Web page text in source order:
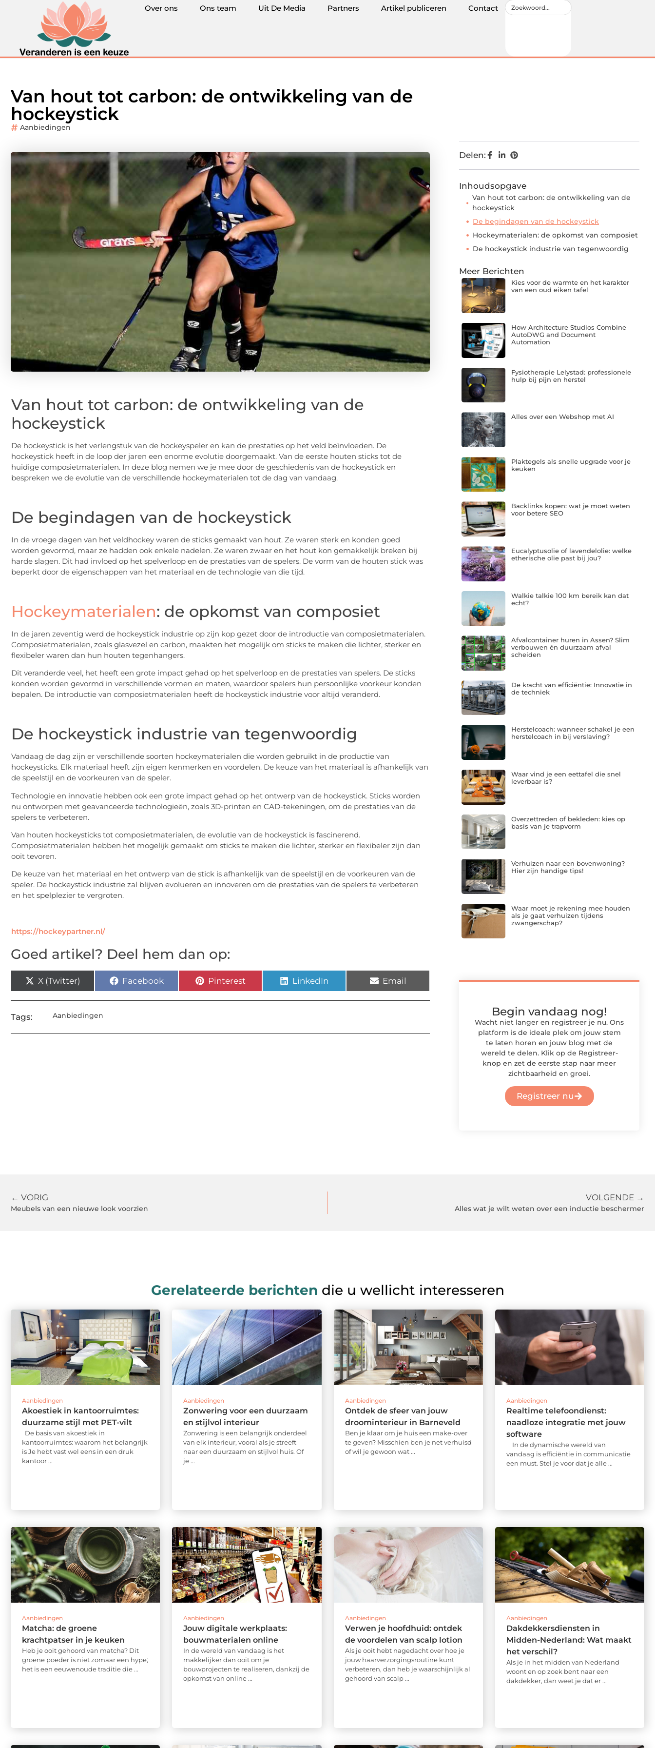
Over ons Ons team Uit De Media Partners Artikel publiceren Contact
Van hout tot carbon: de ontwikkeling van de
hockeystick
Aanbiedingen
Van hout tot carbon: de ontwikkeling van de
hockeystick
De hockeystick is het verlengstuk van de hockeyspeler en kan de prestaties op het veld beïnvloeden. De
hockeystick heeft in de loop der jaren een enorme evolutie doorgemaakt. Van de eerste houten sticks tot de
huidige composietmaterialen. In deze blog nemen we je mee door de geschiedenis van de hockeystick en
bespreken we de evolutie van de verschillende hockeymaterialen tot de dag van vandaag.
De begindagen van de hockeystick
In de vroege dagen van het veldhockey waren de sticks gemaakt van hout. Ze waren sterk en konden goed
worden gevormd, maar ze hadden ook enkele nadelen. Ze waren zwaar en het hout kon gemakkelijk breken bij
harde slagen. Dit had invloed op het spelverloop en de prestaties van de spelers. De vorm van de houten stick was
beperkt door de eigenschappen van het materiaal en de technologie van die tijd.
Hockeymaterialen: de opkomst van composiet
In de jaren zeventig werd de hockeystick industrie op zijn kop gezet door de introductie van composietmaterialen.
Composietmaterialen, zoals glasvezel en carbon, maakten het mogelijk om sticks te maken die lichter, sterker en
flexibeler waren dan hun houten tegenhangers.
Dit veranderde veel, het heeft een grote impact gehad op het spelverloop en de prestaties van spelers. De sticks
konden worden gevormd in verschillende vormen en maten, waardoor spelers hun persoonlijke voorkeur konden
bepalen. De introductie van composietmaterialen heeft de hockeystick industrie voor altijd veranderd.
De hockeystick industrie van tegenwoordig
Vandaag de dag zijn er verschillende soorten hockeymaterialen die worden gebruikt in de productie van
hockeysticks. Elk materiaal heeft zijn eigen kenmerken en voordelen. De keuze van het materiaal is afhankelijk van
de speelstijl en de voorkeuren van de speler.
Technologie en innovatie hebben ook een grote impact gehad op het ontwerp van de hockeystick. Sticks worden
nu ontworpen met geavanceerde technologieën, zoals 3D-printen en CAD-tekeningen, om de prestaties van de
spelers te verbeteren.
Van houten hockeysticks tot composietmaterialen, de evolutie van de hockeystick is fascinerend.
Composietmaterialen hebben het mogelijk gemaakt om sticks te maken die lichter, sterker en flexibeler zijn dan
ooit tevoren.
De keuze van het materiaal en het ontwerp van de stick is afhankelijk van de speelstijl en de voorkeuren van de
speler. De hockeystick industrie zal blijven evolueren en innoveren om de prestaties van de spelers te verbeteren
en het spelplezier te vergroten.
https://hockeypartner.nl/
Goed artikel? Deel hem dan op:
X (Twitter) Facebook Pinterest LinkedIn Email
Tags: Aanbiedingen
Delen:
Inhoudsopgave
Van hout tot carbon: de ontwikkeling van de
hockeystick
De begindagen van de hockeystick
Hockeymaterialen: de opkomst van composiet
De hockeystick industrie van tegenwoordig
Meer Berichten
Kies voor de warmte en het karakter
van een oud eiken tafel
How Architecture Studios Combine
AutoDWG and Document
Automation
Fysiotherapie Lelystad: professionele
hulp bij pijn en herstel
Alles over een Webshop met AI
Plaktegels als snelle upgrade voor je
keuken
Backlinks kopen: wat je moet weten
voor betere SEO
Eucalyptusolie of lavendelolie: welke
etherische olie past bij jou?
Walkie talkie 100 km bereik kan dat
echt?
Afvalcontainer huren in Assen? Slim
verbouwen én duurzaam afval
scheiden
De kracht van efficiëntie: Innovatie in
de techniek
Herstelcoach: wanneer schakel je een
herstelcoach in bij verslaving?
Waar vind je een eettafel die snel
leverbaar is?
Overzettreden of bekleden: kies op
basis van je trapvorm
Verhuizen naar een bovenwoning?
Hier zijn handige tips!
Waar moet je rekening mee houden
als je gaat verhuizen tijdens
zwangerschap?
Begin vandaag nog!
Wacht niet langer en registreer je nu. Ons
platform is de ideale plek om jouw stem
te laten horen en jouw blog met de
wereld te delen. Klik op de Registreer-
knop en zet de eerste stap naar meer
zichtbaarheid en groei.
Registreer nu
← VORIG
Meubels van een nieuwe look voorzien
VOLGENDE →
Alles wat je wilt weten over een inductie beschermer
Gerelateerde berichten die u wellicht interesseren
Aanbiedingen
Akoestiek in kantoorruimtes:
duurzame stijl met PET-vilt
De basis van akoestiek in
kantoorruimtes: waarom het belangrijk
is Je hebt vast wel eens in een druk
kantoor ...
Aanbiedingen
Zonwering voor een duurzaam
en stijlvol interieur
Zonwering is een belangrijk onderdeel
van elk interieur, vooral als je streeft
naar een duurzaam en stijlvol huis. Of
je ...
Aanbiedingen
Ontdek de sfeer van jouw
droominterieur in Barneveld
Ben je klaar om je huis een make-over
te geven? Misschien ben je net verhuisd
of wil je gewoon wat ...
Aanbiedingen
Realtime telefoondienst:
naadloze integratie met jouw
software
In de dynamische wereld van
vandaag is efficiëntie in communicatie
een must. Stel je voor dat je alle ...
Aanbiedingen
Matcha: de groene
krachtpatser in je keuken
Heb je ooit gehoord van matcha? Dit
groene poeder is niet zomaar een hype;
het is een eeuwenoude traditie die ...
Aanbiedingen
Jouw digitale werkplaats:
bouwmaterialen online
In de wereld van vandaag is het
makkelijker dan ooit om je
bouwprojecten te realiseren, dankzij de
opkomst van online ...
Aanbiedingen
Verwen je hoofdhuid: ontdek
de voordelen van scalp lotion
Als je ooit hebt nagedacht over hoe je
jouw haarverzorgingsroutine kunt
verbeteren, dan heb je waarschijnlijk al
gehoord van scalp ...
Aanbiedingen
Dakdekkersdiensten in
Midden-Nederland: Wat maakt
het verschil?
Als je in het midden van Nederland
woont en op zoek bent naar een
dakdekker, dan weet je dat er ...